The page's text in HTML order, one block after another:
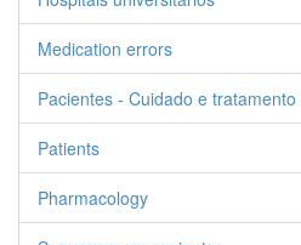
Medication errors
Pacientes - Cuidado e tratamento
Patients
Pharmacology